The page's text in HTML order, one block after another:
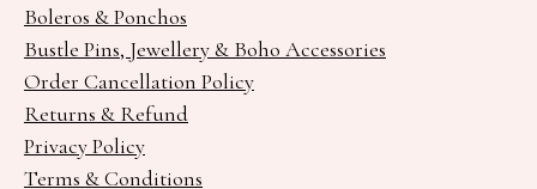
Boleros & Ponchos
Bustle Pins, Jewellery & Boho Accessories
Order Cancellation Policy
Returns & Refund
Privacy Policy
Terms & Conditions